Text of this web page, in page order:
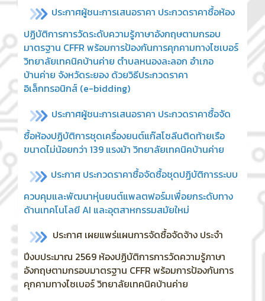
ประกาศผู้ชนะการเสนอราคา ประกวดราคาซื้อห้อง
ปฏิบัติการการวัดระดับความรู้ภาษาอังกฤษตามกรอบ
มาตรฐาน CFFR พร้อมการป้องกันการคุกคามทางไซเบอร์
วิทยาลัยเทคนิคบ้านค่าย ตำบลหนองละลอก อำเภอ
บ้านค่าย จังหวัดระยอง ด้วยวิธีประกวดราคา
อิเล็กทรอนิกส์ (e-bidding)
ประกาศผู้ชนะการเสนอราคา ประกวดราคาซื้อจัด
ซื้อห้องปฏิบัติการชุดเครื่องยนต์แก๊สโซลีนติดท้ายเรือ
ขนาดไม่น้อยกว่า 139 แรงม้า วิทยาลัยเทคนิคบ้านค่าย
ประกาศ ประกวดราคาซื้อจัดซื้อชุดปฏิบัติการระบบ
ควบคุมและพัฒนาหุ่นยนต์แพลตฟอร์มเพื่อยกระดับทาง
ด้านเทคโนโลยี AI และอุตสาหกรรมสมัยใหม่
ประกาศ เผยแพร่แผนการจัดซื้อจัดจ้าง ประจำ
ปีงบประมาณ 2569 ห้องปฏิบัติการการวัดความรู้ภาษา
อังกฤษตามกรอบมาตรฐาน CFFR พร้อมการป้องกันการ
คุกคามทางไซเบอร์ วิทยาลัยเทคนิคบ้านค่าย